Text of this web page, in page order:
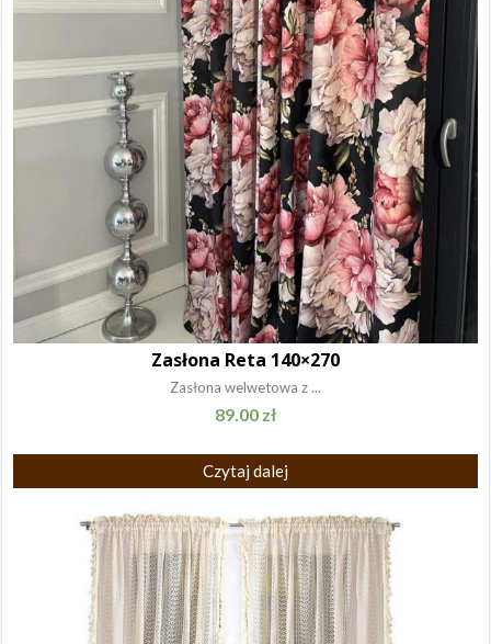
Zasłona Reta 140×270
Zasłona welwetowa z ...
89.00 zł
Czytaj dalej